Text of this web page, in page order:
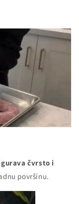
čvrsto i
površinu.